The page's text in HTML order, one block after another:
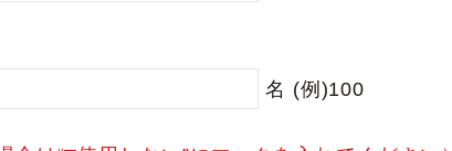
名 (例)100